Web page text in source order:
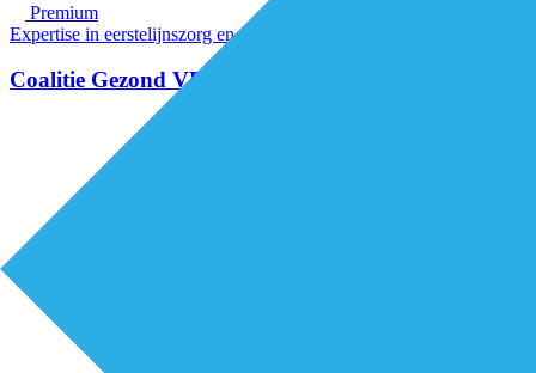
Premium
Expertise in eerstelijnszorg en praktische oplossingen
Coalitie Gezond VPGO